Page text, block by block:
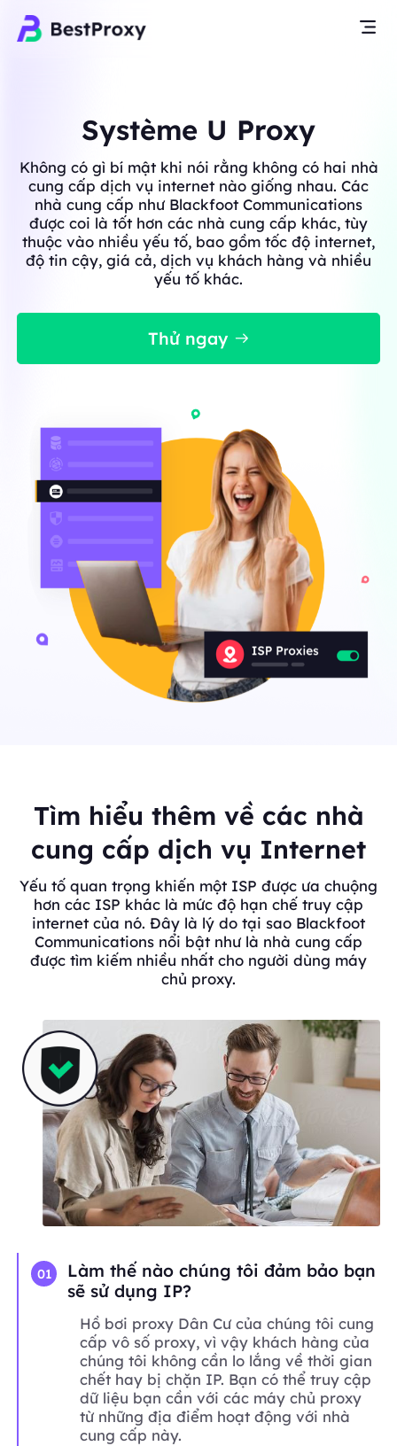
Système U Proxy
Không có gì bí mật khi nói rằng không có hai nhà
cung cấp dịch vụ internet nào giống nhau. Các
nhà cung cấp như Blackfoot Communications
được coi là tốt hơn các nhà cung cấp khác, tùy
thuộc vào nhiều yếu tố, bao gồm tốc độ internet,
độ tin cậy, giá cả, dịch vụ khách hàng và nhiều
yếu tố khác.
Thử ngay
Tìm hiểu thêm về các nhà
cung cấp dịch vụ Internet
Yếu tố quan trọng khiến một ISP được ưa chuộng
hơn các ISP khác là mức độ hạn chế truy cập
internet của nó. Đây là lý do tại sao Blackfoot
Communications nổi bật như là nhà cung cấp
được tìm kiếm nhiều nhất cho người dùng máy
chủ proxy.
01
Làm thế nào chúng tôi đảm bảo bạn
sẽ sử dụng IP?
Hồ bơi proxy Dân Cư của chúng tôi cung
cấp vô số proxy, vì vậy khách hàng của
chúng tôi không cần lo lắng về thời gian
chết hay bị chặn IP. Bạn có thể truy cập
dữ liệu bạn cần với các máy chủ proxy
từ những địa điểm hoạt động với nhà
cung cấp này.